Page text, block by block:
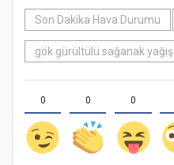
Son Dakika Hava Durumu
gök gürültülü sağanak yağış
0 0 0